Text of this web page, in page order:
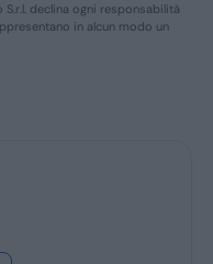
declina ogni responsabilità
in alcun modo un